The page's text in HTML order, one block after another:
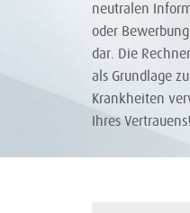
neutralen
oder
dar. Die
als Grundlage
Krankheiten
Ihres Vertrauens!